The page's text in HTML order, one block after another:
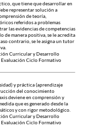
que tiene que desarrollar en
representar solución a
de teoría,
referidos a problemas
las evidencias de competencias
de manera positiva, se le acredita
contrario, se le asigna un tutor
Curricular y Desarrollo
Evaluación Ciclo Formativo
y práctica (aprendizaje
del conocimiento
deviene en comprensión y
que es generado desde la
y con rigor metodológico.
Curricular y Desarrollo
Evaluación Ciclo Formativo